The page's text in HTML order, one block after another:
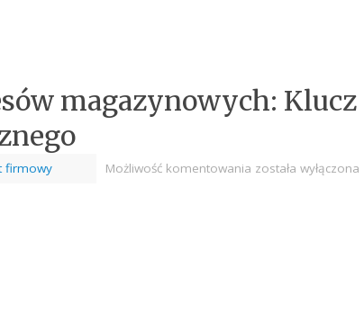
magazynowych: Klucz
firmowy Możliwość komentowania została wyłączona